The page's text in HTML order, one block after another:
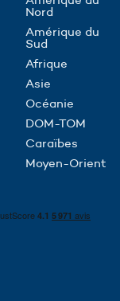
Nord
Amérique du
Sud
Afrique
Asie
Océanie
DOM-TOM
Caraïbes
Moyen-Orient